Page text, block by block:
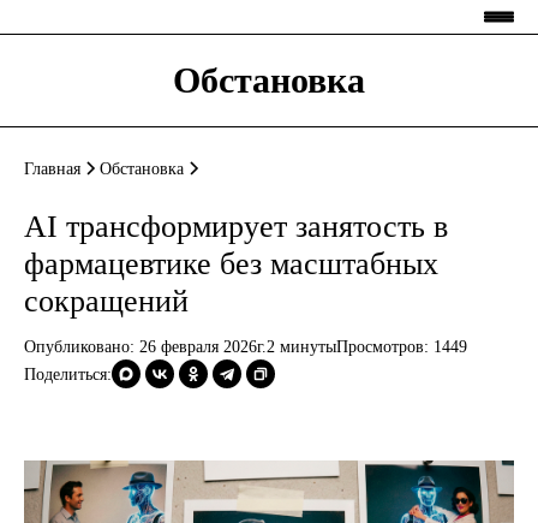
Обстановка
Главная Обстановка
AI трансформирует занятость в
фармацевтике без масштабных
сокращений
Опубликовано: 26 февраля 2026г.2 минутыПросмотров: 1449
Поделиться: